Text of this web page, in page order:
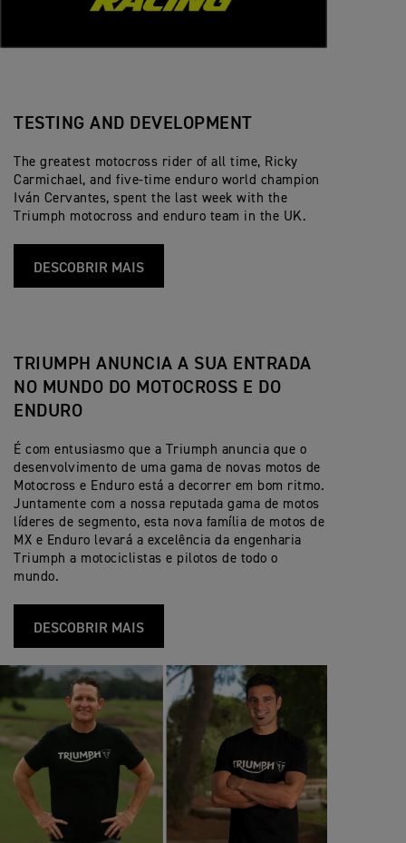
TESTING AND DEVELOPMENT
The greatest motocross rider of all time, Ricky
Carmichael, and five-time enduro world champion
Iván Cervantes, spent the last week with the
Triumph motocross and enduro team in the UK.
DESCOBRIR MAIS
TRIUMPH ANUNCIA A SUA ENTRADA
NO MUNDO DO MOTOCROSS E DO
ENDURO
É com entusiasmo que a Triumph anuncia que o
desenvolvimento de uma gama de novas motos de
Motocross e Enduro está a decorrer em bom ritmo.
Juntamente com a nossa reputada gama de motos
líderes de segmento, esta nova família de motos de
MX e Enduro levará a excelência da engenharia
Triumph a motociclistas e pilotos de todo o
mundo.
DESCOBRIR MAIS